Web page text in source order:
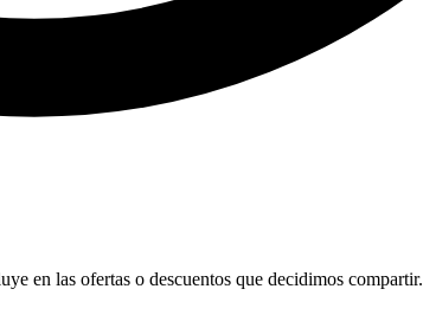
en las ofertas o descuentos que decidimos compartir.